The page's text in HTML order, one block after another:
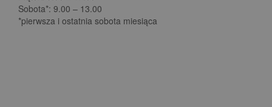
Sobota*: 9.00 – 13.00
*pierwsza i ostatnia sobota miesiąca